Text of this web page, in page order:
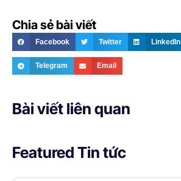
Chia sẻ bài viết
Facebook Twitter LinkedIn
Telegram Email
Bài viết liên quan
Featured Tin tức